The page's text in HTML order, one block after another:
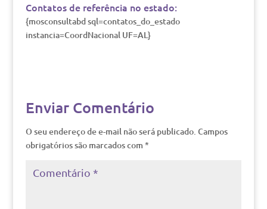
Contatos de referência no estado:
{mosconsultabd sql=contatos_do_estado
instancia=CoordNacional UF=AL}
Enviar Comentário
O seu endereço de e-mail não será publicado. Campos
obrigatórios são marcados com *